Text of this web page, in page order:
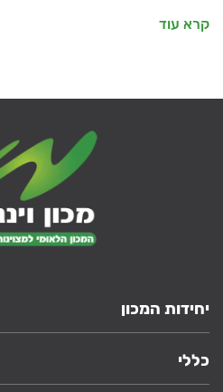
קרא עוד
יחידות המכון
כללי